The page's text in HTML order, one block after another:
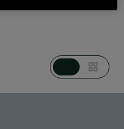
EINBAULEUCHTEN,
PENDELLEUCHTEN,
SYSTEME,